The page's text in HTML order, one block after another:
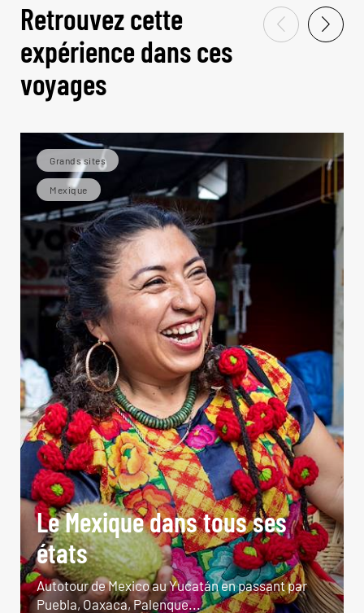
Retrouvez cette
expérience dans ces
voyages
Grands sites
Mexique
Le Mexique dans tous ses
états
Autotour de Mexico au Yucatán en passant par
Puebla, Oaxaca, Palenque...